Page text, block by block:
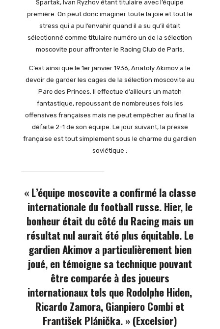
Spartak, Ivan Ryzhov étant titulaire avec l’équipe
première. On peut donc imaginer toute la joie et tout le
stress qui a pu l’envahir quand il a su qu’il était
sélectionné comme titulaire numéro un de la sélection
moscovite pour affronter le Racing Club de Paris.
C’est ainsi que le 1er janvier 1936, Anatoly Akimov a le
devoir de garder les cages de la sélection moscovite au
Parc des Princes. Il effectue d’ailleurs un match
fantastique, repoussant de nombreuses fois les
offensives françaises mais ne peut empêcher au final la
défaite 2-1 de son équipe. Le jour suivant, la presse
française est tout simplement sous le charme du gardien
soviétique :
« L’équipe moscovite a confirmé la classe
internationale du football russe. Hier, le
bonheur était du côté du Racing mais un
résultat nul aurait été plus équitable. Le
gardien Akimov a particulièrement bien
joué, en témoigne sa technique pouvant
être comparée à des joueurs
internationaux tels que Rodolphe Hiden,
Ricardo Zamora, Gianpiero Combi et
František Plánička. » (Excelsior)